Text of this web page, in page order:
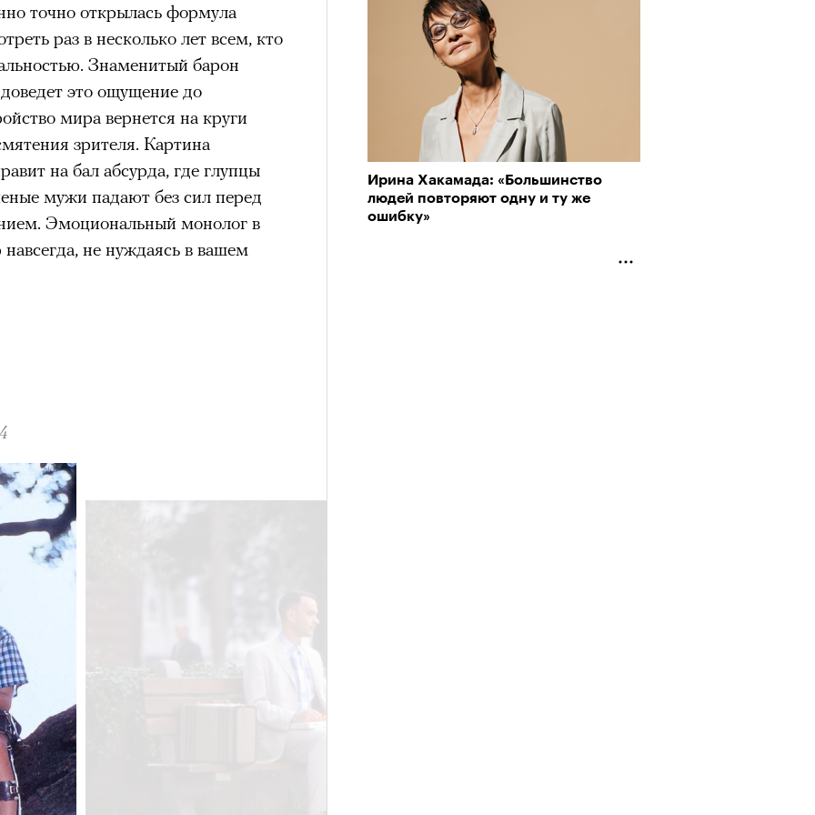
Ирина Хакамада: «Большинство
людей повторяют одну и ту же
ошибку»
точно открылась формула
раз в несколько лет всем, кто
Знаменитый барон
это ощущение до
мира вернется на круги
зрителя. Картина
на бал абсурда, где глупцы
мужи падают без сил перед
Эмоциональный монолог в
не нуждаясь в вашем
идут в горыне ради опасности, а
и внутреннего смысла.
психологическая
способность к самоконтролю и
иначе смотреть на эмоции
Каракорумепогибвсемирно
Нирмал Пурджа. Экспедиция
стать первым
все 14 восьмитысячников